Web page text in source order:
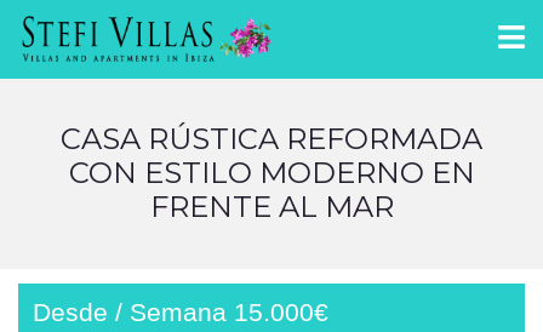
CASA RÚSTICA REFORMADA
CON ESTILO MODERNO EN
FRENTE AL MAR
Desde / Semana 15.000€